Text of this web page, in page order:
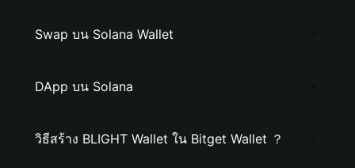
Swap บน Solana Wallet
DApp บน Solana
วิธีสร้าง BLIGHT Wallet ใน Bitget Wallet ？